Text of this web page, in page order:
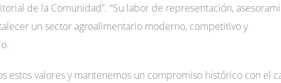
de la Comunidad”. “Su labor de representación,
un sector agroalimentario moderno, competitivo y
estos valores y mantenemos un compromiso histórico con el